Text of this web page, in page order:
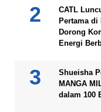
CATL
Pertama di
Dorong
Energi
Shueisha
MANGA
dalam 100